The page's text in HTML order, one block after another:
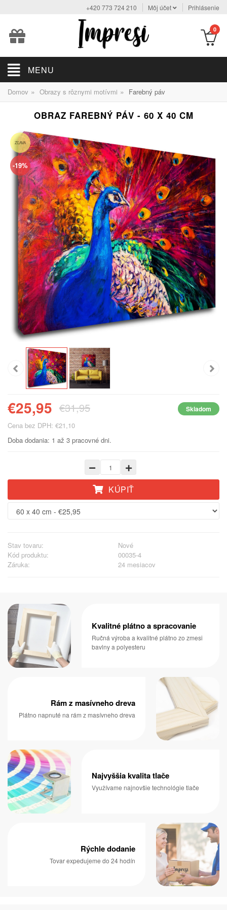
+420 773 724 210 Môj účet Prihlásenie
0
MENU
Domov » Obrazy s rôznymi motívmi » Farebný páv
OBRAZ FAREBNÝ PÁV - 60 X 40 CM
ZĽAVA
-19%
€25,95 €31,95 Skladom
Cena bez DPH: €21,10
Doba dodania: 1 až 3 pracovné dni.
KÚPIŤ
Stav tovaru:
Nové
Kód produktu:
00035-4
Záruka:
24 mesiacov
Kvalitné plátno a spracovanie
Ručná výroba a kvalitné plátno zo zmesi
bavlny a polyesteru
Rám z masívneho dreva
Plátno napnuté na rám z masívneho dreva
Najvyššia kvalita tlače
Využívame najnovšie technológie tlače
Rýchle dodanie
Tovar expedujeme do 24 hodín